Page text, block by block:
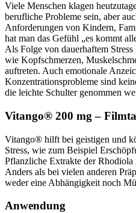
Viele Menschen klagen
berufliche Probleme sein, aber
Anforderungen von Kindern,
hat man das Gefühl „es kommt
Als Folge von dauerhaftem
wie Kopfschmerzen,
auftreten. Auch emotionale
Konzentrationsprobleme sind
die leichte Schulter genommen
Vitango® 200 mg –
Vitango® hilft bei geistigen und
Stress, wie zum Beispiel
Pflanzliche Extrakte der Rhodiola
Anders als bei vielen anderen
weder eine Abhängigkeit noch
Anwendung